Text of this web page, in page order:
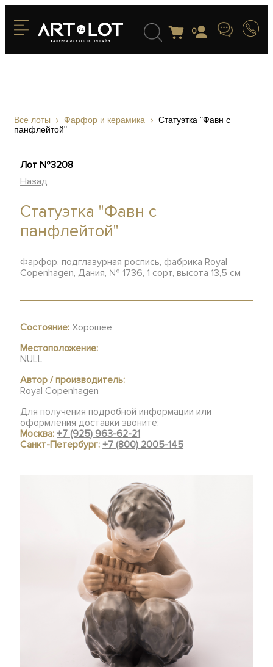
0
Все лоты Фарфор и керамика
Статуэтка "Фавн с
панфлейтой"
Лот №3208
Назад
Статуэтка "Фавн с
панфлейтой"
Фарфор, подглазурная роспись, фабрика Royal
Copenhagen, Дания, № 1736, 1 сорт, высота 13,5 см
Состояние: Хорошее
Местоположение:
NULL
Автор / производитель:
Royal Copenhagen
Для получения подробной информации или
оформления доставки звоните:
Москва:+7 (925) 963-62-21
Санкт-Петербург:+7 (800) 2005-145